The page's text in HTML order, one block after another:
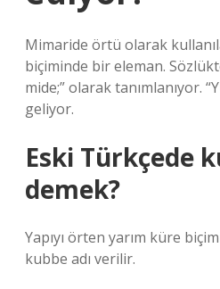
Mimaride örtü olarak
biçiminde bir eleman.
mide;” olarak tanımlanıyor.
geliyor.
Eski Türkçede
demek?
Yapıyı örten yarım küre
kubbe adı verilir.